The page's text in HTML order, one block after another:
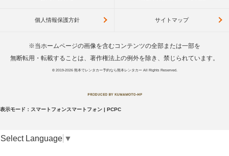
個人情報保護方針 サイトマップ
※当ホームページの画像を含むコンテンツの全部または一部を
無断転用・転載することは、著作権法上の例外を除き、禁じられています。
© 2019-2026 熊本でレンタカー予約なら熊本レンタカーAll Rights Reserved.
表示モード： スマートフォンスマートフォン | PCPC
Select Language ▼